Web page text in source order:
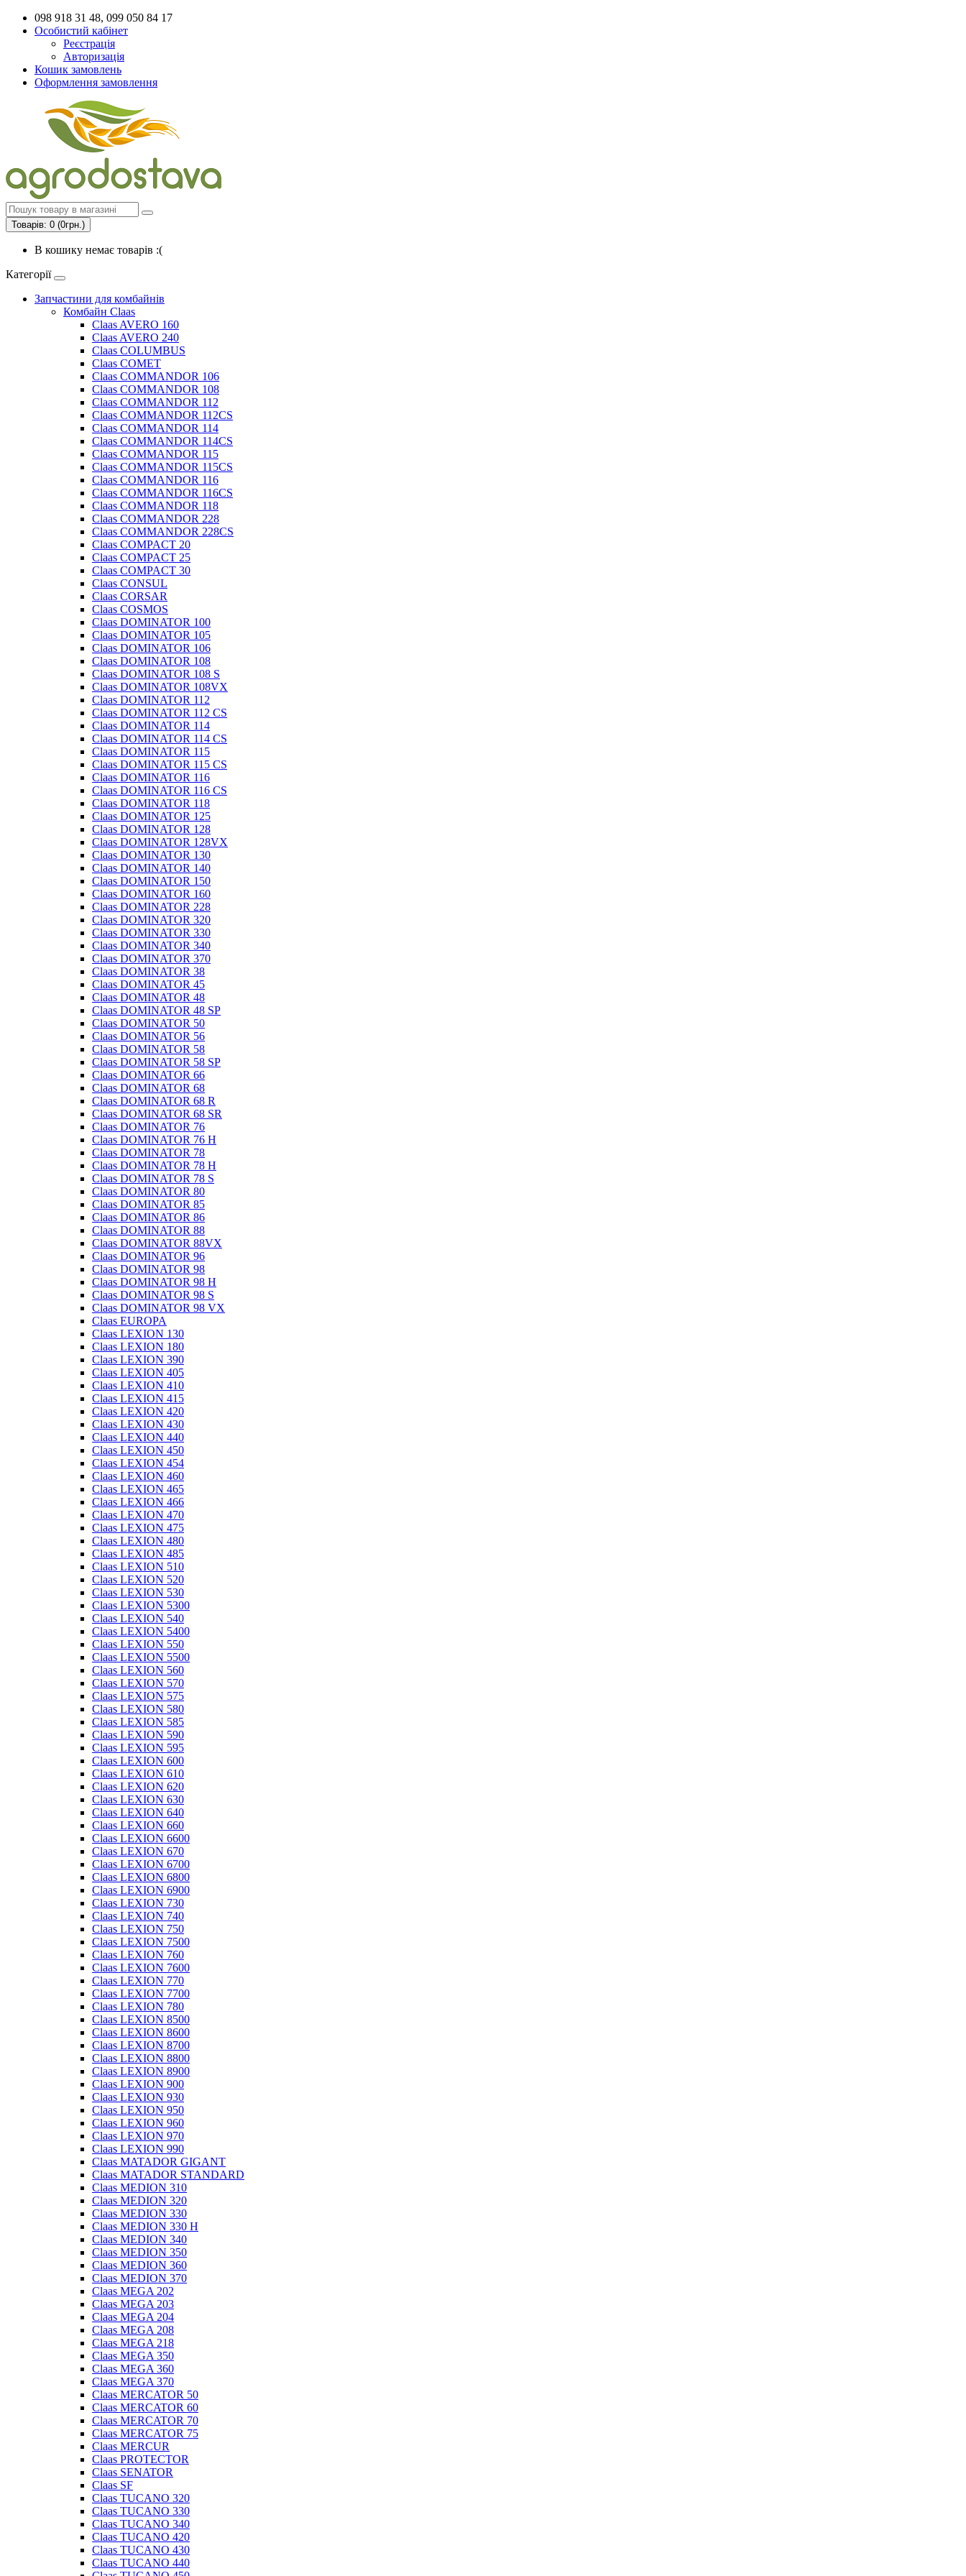
098 918 31 48, 099 050 84 17
Особистий кабінет
Реєстрація
Авторизація
Кошик замовлень
Оформлення замовлення
Товарів: 0 (0грн.)
В кошику немає товарів :(
Категорії
Запчастини для комбайнів
Комбайн Claas
Claas AVERO 160
Claas AVERO 240
Claas COLUMBUS
Claas COMET
Claas COMMANDOR 106
Claas COMMANDOR 108
Claas COMMANDOR 112
Claas COMMANDOR 112CS
Claas COMMANDOR 114
Claas COMMANDOR 114CS
Claas COMMANDOR 115
Claas COMMANDOR 115CS
Claas COMMANDOR 116
Claas COMMANDOR 116CS
Claas COMMANDOR 118
Claas COMMANDOR 228
Claas COMMANDOR 228CS
Claas COMPACT 20
Claas COMPACT 25
Claas COMPACT 30
Claas CONSUL
Claas CORSAR
Claas COSMOS
Claas DOMINATOR 100
Claas DOMINATOR 105
Claas DOMINATOR 106
Claas DOMINATOR 108
Claas DOMINATOR 108 S
Claas DOMINATOR 108VX
Claas DOMINATOR 112
Claas DOMINATOR 112 CS
Claas DOMINATOR 114
Claas DOMINATOR 114 CS
Claas DOMINATOR 115
Claas DOMINATOR 115 CS
Claas DOMINATOR 116
Claas DOMINATOR 116 CS
Claas DOMINATOR 118
Claas DOMINATOR 125
Claas DOMINATOR 128
Claas DOMINATOR 128VX
Claas DOMINATOR 130
Claas DOMINATOR 140
Claas DOMINATOR 150
Claas DOMINATOR 160
Claas DOMINATOR 228
Claas DOMINATOR 320
Claas DOMINATOR 330
Claas DOMINATOR 340
Claas DOMINATOR 370
Claas DOMINATOR 38
Claas DOMINATOR 45
Claas DOMINATOR 48
Claas DOMINATOR 48 SP
Claas DOMINATOR 50
Claas DOMINATOR 56
Claas DOMINATOR 58
Claas DOMINATOR 58 SP
Claas DOMINATOR 66
Claas DOMINATOR 68
Claas DOMINATOR 68 R
Claas DOMINATOR 68 SR
Claas DOMINATOR 76
Claas DOMINATOR 76 H
Claas DOMINATOR 78
Claas DOMINATOR 78 H
Claas DOMINATOR 78 S
Claas DOMINATOR 80
Claas DOMINATOR 85
Claas DOMINATOR 86
Claas DOMINATOR 88
Claas DOMINATOR 88VX
Claas DOMINATOR 96
Claas DOMINATOR 98
Claas DOMINATOR 98 H
Claas DOMINATOR 98 S
Claas DOMINATOR 98 VX
Claas EUROPA
Claas LEXION 130
Claas LEXION 180
Claas LEXION 390
Claas LEXION 405
Claas LEXION 410
Claas LEXION 415
Claas LEXION 420
Claas LEXION 430
Claas LEXION 440
Claas LEXION 450
Claas LEXION 454
Claas LEXION 460
Claas LEXION 465
Claas LEXION 466
Claas LEXION 470
Claas LEXION 475
Claas LEXION 480
Claas LEXION 485
Claas LEXION 510
Claas LEXION 520
Claas LEXION 530
Claas LEXION 5300
Claas LEXION 540
Claas LEXION 5400
Claas LEXION 550
Claas LEXION 5500
Claas LEXION 560
Claas LEXION 570
Claas LEXION 575
Claas LEXION 580
Claas LEXION 585
Claas LEXION 590
Claas LEXION 595
Claas LEXION 600
Claas LEXION 610
Claas LEXION 620
Claas LEXION 630
Claas LEXION 640
Claas LEXION 660
Claas LEXION 6600
Claas LEXION 670
Claas LEXION 6700
Claas LEXION 6800
Claas LEXION 6900
Claas LEXION 730
Claas LEXION 740
Claas LEXION 750
Claas LEXION 7500
Claas LEXION 760
Claas LEXION 7600
Claas LEXION 770
Claas LEXION 7700
Claas LEXION 780
Claas LEXION 8500
Claas LEXION 8600
Claas LEXION 8700
Claas LEXION 8800
Claas LEXION 8900
Claas LEXION 900
Claas LEXION 930
Claas LEXION 950
Claas LEXION 960
Claas LEXION 970
Claas LEXION 990
Claas MATADOR GIGANT
Claas MATADOR STANDARD
Claas MEDION 310
Claas MEDION 320
Claas MEDION 330
Claas MEDION 330 H
Claas MEDION 340
Claas MEDION 350
Claas MEDION 360
Claas MEDION 370
Claas MEGA 202
Claas MEGA 203
Claas MEGA 204
Claas MEGA 208
Claas MEGA 218
Claas MEGA 350
Claas MEGA 360
Claas MEGA 370
Claas MERCATOR 50
Claas MERCATOR 60
Claas MERCATOR 70
Claas MERCATOR 75
Claas MERCUR
Claas PROTECTOR
Claas SENATOR
Claas SF
Claas TUCANO 320
Claas TUCANO 330
Claas TUCANO 340
Claas TUCANO 420
Claas TUCANO 430
Claas TUCANO 440